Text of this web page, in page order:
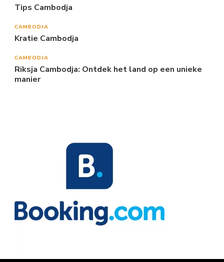
Tips Cambodja
CAMBODJA
Kratie Cambodja
CAMBODJA
Riksja Cambodja: Ontdek het land op een unieke
manier